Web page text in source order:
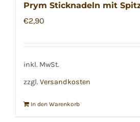
Prym Sticknadeln mit
€2,90
inkl. MwSt.
zzgl. Versandkosten
In den Warenkorb